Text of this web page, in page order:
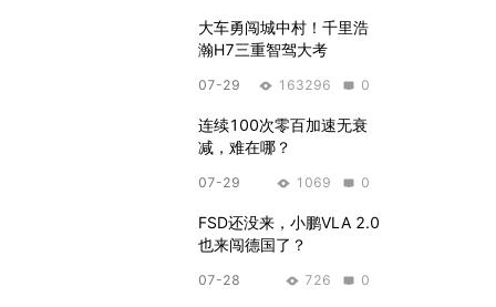
大车勇闯城中村！千里浩
瀚H7三重智驾大考
07-29 163296 0
连续100次零百加速无衰
减，难在哪？
07-29 1069 0
FSD还没来，小鹏VLA 2.0
也来闯德国了？
07-28 726 0